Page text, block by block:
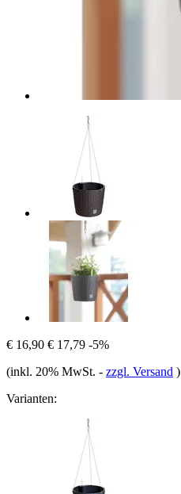
€ 16,90 € 17,79 -5%
(inkl. 20% MwSt. - zzgl. Versand )
Varianten: